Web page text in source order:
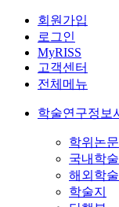
회원가입
로그인
MyRISS
고객센터
전체메뉴
학술연구정보
학위논문
국내학
해외학
학술지